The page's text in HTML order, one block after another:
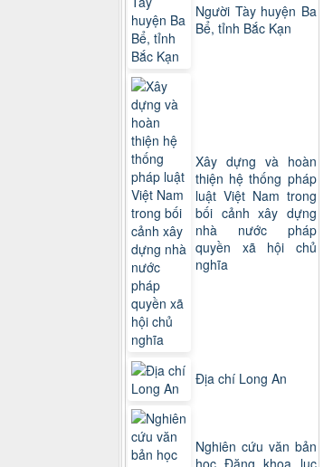
Người Tày huyện Ba
Bể, tỉnh Bắc Kạn
Xây dựng và hoàn
thiện hệ thống pháp
luật Việt Nam trong
bối cảnh xây dựng
nhà nước pháp
quyền xã hội chủ
nghĩa
Địa chí Long An
Nghiên cứu văn bản
học Đăng khoa lục